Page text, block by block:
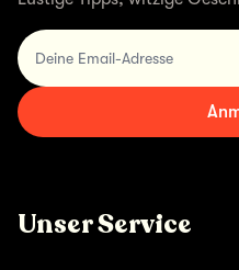
Deine Email-Adresse
Unser Service